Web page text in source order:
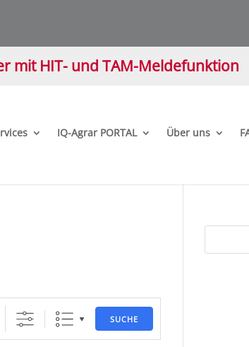
mit HIT- und TAM-Meldefunktion
IQ-Agrar PORTAL Über uns
SUCHE